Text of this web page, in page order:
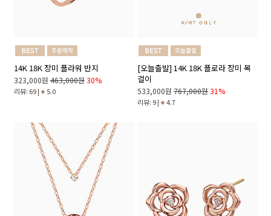
14K 18K 장미 플라워 반지
323,000원 463,000원 30%
리뷰: 69 | 5.0
[오늘출발] 14K 18K 플로라 장미 목
걸이
533,000원 767,000원 31%
리뷰: 9 | 4.7